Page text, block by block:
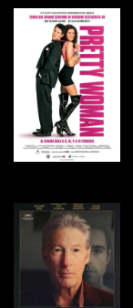
GUARDA IL TRAILER
VAI ALLA SCHEDA